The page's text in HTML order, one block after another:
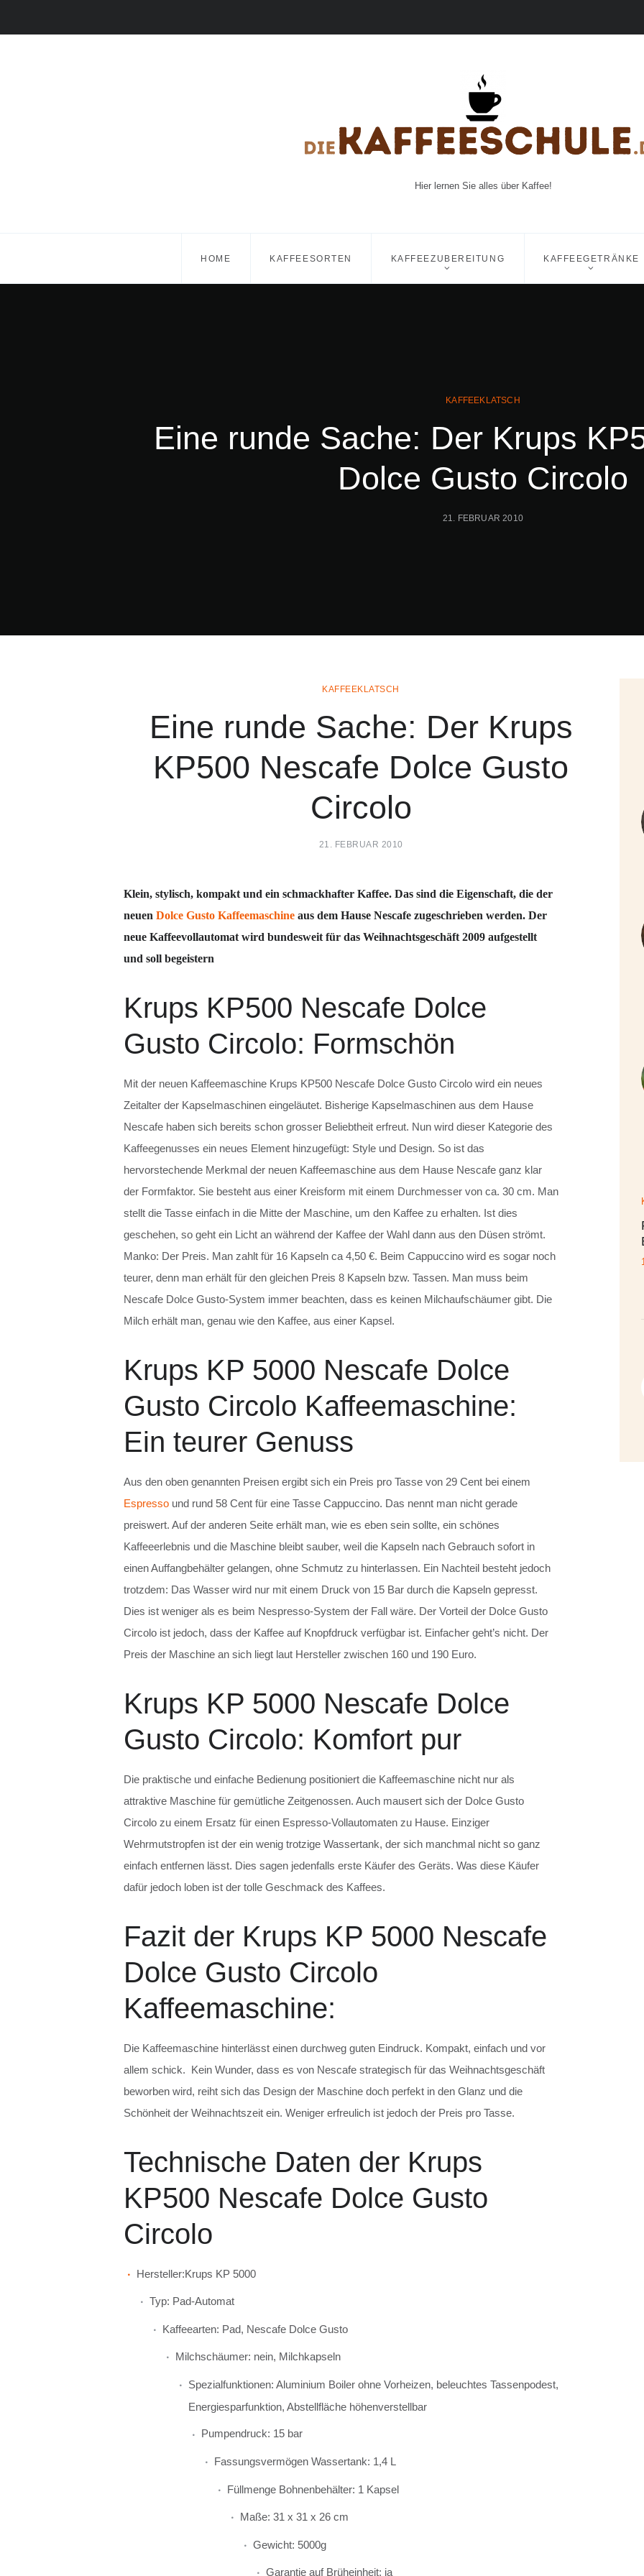
Hier lernen Sie alles über Kaffee!
HOME KAFFEESORTEN KAFFEEZUBEREITUNG KAFFEEGETRÄNKE
KAFFEEKLATSCH
Eine runde Sache: Der Krups
Dolce Gusto Circolo
21. FEBRUAR 2010
KAFFEEKLATSCH
Eine runde Sache: Der Krups
KP500 Nescafe Dolce Gusto
Circolo
21. FEBRUAR 2010
Klein, stylisch, kompakt und ein schmackhafter Kaffee. Das sind die Eigenschaft, die der
neuen Dolce Gusto Kaffeemaschine aus dem Hause Nescafe zugeschrieben werden. Der
neue Kaffeevollautomat wird bundesweit für das Weihnachtsgeschäft 2009 aufgestellt
und soll begeistern
Krups KP500 Nescafe Dolce
Gusto Circolo: Formschön
Mit der neuen Kaffeemaschine Krups KP500 Nescafe Dolce Gusto Circolo wird ein neues
Zeitalter der Kapselmaschinen eingeläutet. Bisherige Kapselmaschinen aus dem Hause
Nescafe haben sich bereits schon grosser Beliebtheit erfreut. Nun wird dieser Kategorie des
Kaffeegenusses ein neues Element hinzugefügt: Style und Design. So ist das
hervorstechende Merkmal der neuen Kaffeemaschine aus dem Hause Nescafe ganz klar
der Formfaktor. Sie besteht aus einer Kreisform mit einem Durchmesser von ca. 30 cm. Man
stellt die Tasse einfach in die Mitte der Maschine, um den Kaffee zu erhalten. Ist dies
geschehen, so geht ein Licht an während der Kaffee der Wahl dann aus den Düsen strömt.
Manko: Der Preis. Man zahlt für 16 Kapseln ca 4,50 €. Beim Cappuccino wird es sogar noch
teurer, denn man erhält für den gleichen Preis 8 Kapseln bzw. Tassen. Man muss beim
Nescafe Dolce Gusto-System immer beachten, dass es keinen Milchaufschäumer gibt. Die
Milch erhält man, genau wie den Kaffee, aus einer Kapsel.
Krups KP 5000 Nescafe Dolce
Gusto Circolo Kaffeemaschine:
Ein teurer Genuss
Aus den oben genannten Preisen ergibt sich ein Preis pro Tasse von 29 Cent bei einem
Espresso und rund 58 Cent für eine Tasse Cappuccino. Das nennt man nicht gerade
preiswert. Auf der anderen Seite erhält man, wie es eben sein sollte, ein schönes
Kaffeeerlebnis und die Maschine bleibt sauber, weil die Kapseln nach Gebrauch sofort in
einen Auffangbehälter gelangen, ohne Schmutz zu hinterlassen. Ein Nachteil besteht jedoch
trotzdem: Das Wasser wird nur mit einem Druck von 15 Bar durch die Kapseln gepresst.
Dies ist weniger als es beim Nespresso-System der Fall wäre. Der Vorteil der Dolce Gusto
Circolo ist jedoch, dass der Kaffee auf Knopfdruck verfügbar ist. Einfacher geht’s nicht. Der
Preis der Maschine an sich liegt laut Hersteller zwischen 160 und 190 Euro.
Krups KP 5000 Nescafe Dolce
Gusto Circolo: Komfort pur
Die praktische und einfache Bedienung positioniert die Kaffeemaschine nicht nur als
attraktive Maschine für gemütliche Zeitgenossen. Auch mausert sich der Dolce Gusto
Circolo zu einem Ersatz für einen Espresso-Vollautomaten zu Hause. Einziger
Wehrmutstropfen ist der ein wenig trotzige Wassertank, der sich manchmal nicht so ganz
einfach entfernen lässt. Dies sagen jedenfalls erste Käufer des Geräts. Was diese Käufer
dafür jedoch loben ist der tolle Geschmack des Kaffees.
Fazit der Krups KP 5000 Nescafe
Dolce Gusto Circolo
Kaffeemaschine:
Die Kaffeemaschine hinterlässt einen durchweg guten Eindruck. Kompakt, einfach und vor
allem schick. Kein Wunder, dass es von Nescafe strategisch für das Weihnachtsgeschäft
beworben wird, reiht sich das Design der Maschine doch perfekt in den Glanz und die
Schönheit der Weihnachtszeit ein. Weniger erfreulich ist jedoch der Preis pro Tasse.
Technische Daten der Krups
KP500 Nescafe Dolce Gusto
Circolo
Hersteller:Krups KP 5000
Typ: Pad-Automat
Kaffeearten: Pad, Nescafe Dolce Gusto
Milchschäumer: nein, Milchkapseln
Spezialfunktionen: Aluminium Boiler ohne Vorheizen, beleuchtes Tassenpodest,
Energiesparfunktion, Abstellfläche höhenverstellbar
Pumpendruck: 15 bar
Fassungsvermögen Wassertank: 1,4 L
Füllmenge Bohnenbehälter: 1 Kapsel
Maße: 31 x 31 x 26 cm
Gewicht: 5000g
Garantie auf Brüheinheit: ja